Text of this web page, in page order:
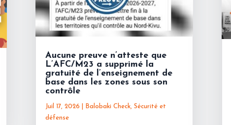
Aucune preuve n’atteste que
L’AFC/M23 a supprimé la
gratuité de l’enseignement de
base dans les zones sous son
contrôle
Juil 17, 2026 Balobaki Check, Sécurité et
défense